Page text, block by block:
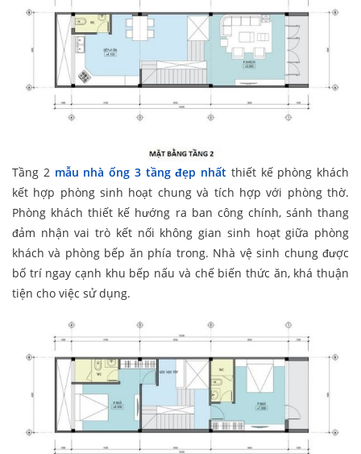
Tầng 2 mẫu nhà ống 3 tầng đẹp nhất thiết kế phòng khách
kết hợp phòng sinh hoạt chung và tích hợp với phòng thờ.
Phòng khách thiết kế hướng ra ban công chính, sánh thang
đảm nhận vai trò kết nối không gian sinh hoạt giữa phòng
khách và phòng bếp ăn phía trong. Nhà vệ sinh chung được
bố trí ngay cạnh khu bếp nấu và chế biến thức ăn, khá thuận
tiện cho việc sử dụng.